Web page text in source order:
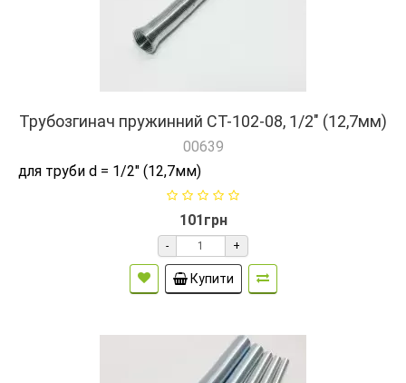
Трубозгинач пружинний СТ-102-08, 1/2" (12,7мм)
00639
для труби d = 1/2" (12,7мм)
101грн
- +
Купити